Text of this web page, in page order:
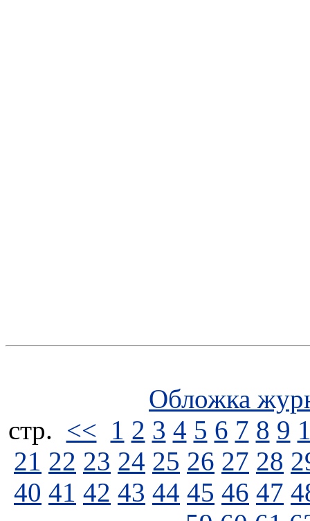
Обложка
стp. << 1 2 3 4 5 6 7 8 9
21 22 23 24 25 26 27 28
40 41 42 43 44 45 46 47